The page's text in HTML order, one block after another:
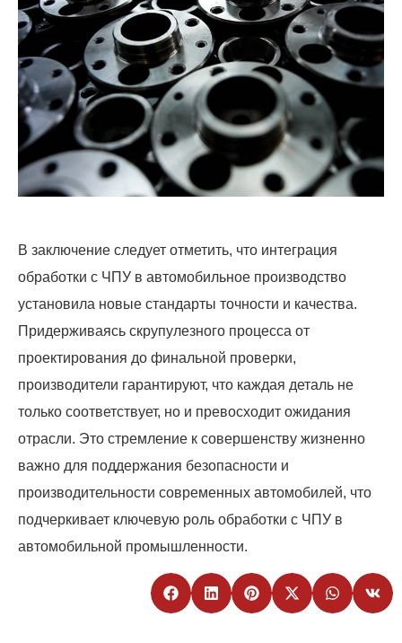
В заключение следует отметить, что интеграция
обработки с ЧПУ в автомобильное производство
установила новые стандарты точности и качества.
Придерживаясь скрупулезного процесса от
проектирования до финальной проверки,
производители гарантируют, что каждая деталь не
только соответствует, но и превосходит ожидания
отрасли. Это стремление к совершенству жизненно
важно для поддержания безопасности и
производительности современных автомобилей, что
подчеркивает ключевую роль обработки с ЧПУ в
автомобильной промышленности.